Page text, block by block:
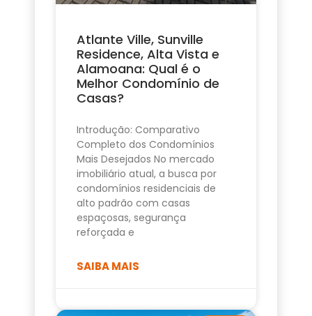
Atlante Ville, Sunville
Residence, Alta Vista e
Alamoana: Qual é o
Melhor Condomínio de
Casas?
Introdução: Comparativo
Completo dos Condomínios
Mais Desejados No mercado
imobiliário atual, a busca por
condomínios residenciais de
alto padrão com casas
espaçosas, segurança
reforçada e
SAIBA MAIS